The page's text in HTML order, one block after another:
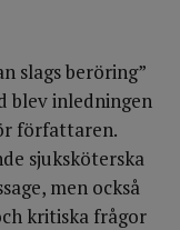
slags beröring”
blev inledningen
författaren.
sjuksköterska
men också
kritiska frågor